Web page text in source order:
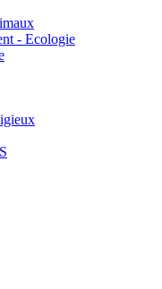
- Ecologie